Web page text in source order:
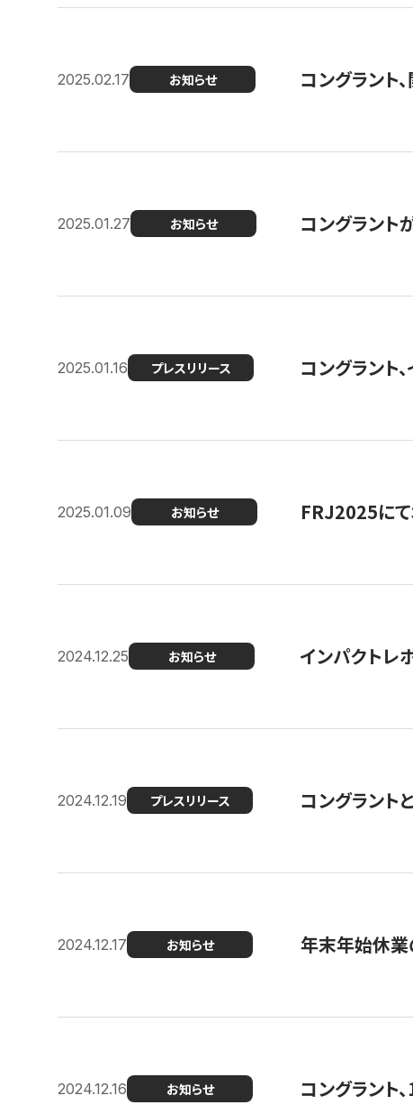
2025.02.17 お知らせ コングラント
2025.01.27 お知らせ コングラント
2025.01.16 プレスリリース コングラント
2025.01.09 お知らせ FRJ2025にて
2024.12.25 お知らせ インパクトレ
2024.12.19 プレスリリース コングラント
2024.12.17 お知らせ 年末年始休業
2024.12.16 お知らせ コングラント